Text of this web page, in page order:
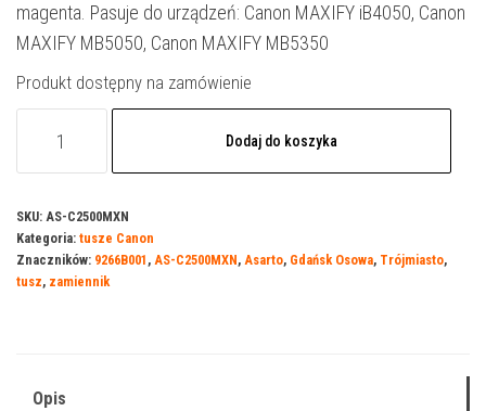
magenta. Pasuje do urządzeń: Canon MAXIFY iB4050, Canon
MAXIFY MB5050, Canon MAXIFY MB5350
Produkt dostępny na zamówienie
do
Canon
2500MX
1295
Dodaj do koszyka
SKU: AS-C2500MXN
Kategoria: tusze Canon
Znaczników: 9266B001 , AS-C2500MXN, Asarto, Gdańsk Osowa, Trójmiasto,
tusz, zamiennik
Opis